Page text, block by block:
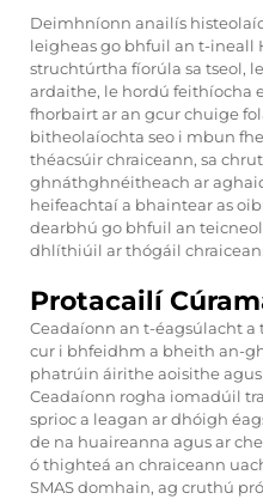
Deimhníonn anailís
leigheas go bhfuil an t-ineall
struchtúrtha fíorúla sa tseol,
ardaithe, le hordú feithíocha
fhorbairt ar an gcur chuige
bitheolaíochta seo i mbun
théacsúir chraiceann, sa
ghnáthghnéitheach ar
heifeachtaí a bhaintear as
dearbhú go bhfuil an
dhlíthiúil ar thógáil
Protacailí
Ceadaíonn an t-éagsúlacht
cur i bhfeidhm a bheith an-
phatrúin áirithe aoisithe
Ceadaíonn rogha iomadúil
sprioc a leagan ar dhóigh
de na huaireanna agus ar
ó thighteá an chraiceann
SMAS domhain, ag cruthú